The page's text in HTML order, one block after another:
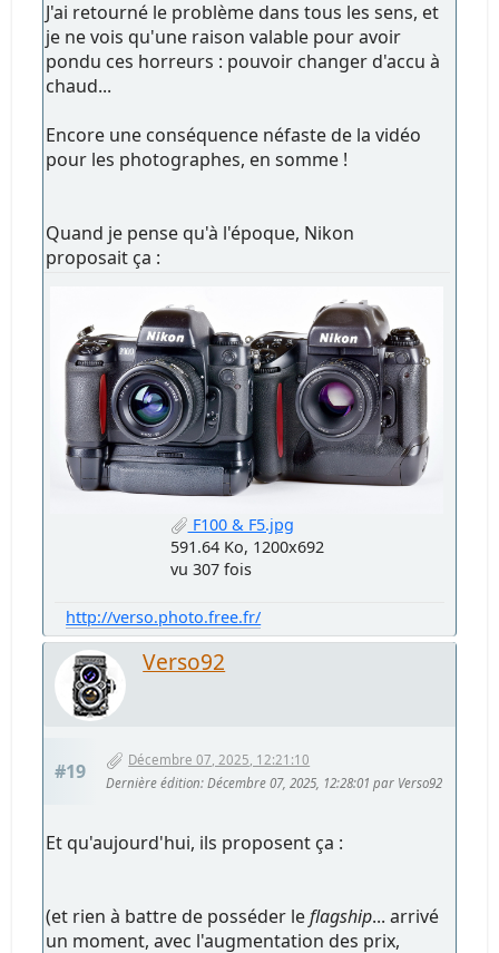
J'ai retourné le problème dans tous les sens, et
je ne vois qu'une raison valable pour avoir
pondu ces horreurs : pouvoir changer d'accu à
chaud...
Encore une conséquence néfaste de la vidéo
pour les photographes, en somme !
Quand je pense qu'à l'époque, Nikon
proposait ça :
F100 & F5.jpg
591.64 Ko, 1200x692
vu 307 fois
http://verso.photo.free.fr/
Verso92
#19
Décembre 07, 2025, 12:21:10
Dernière édition: Décembre 07, 2025, 12:28:01 par Verso92
Et qu'aujourd'hui, ils proposent ça :
(et rien à battre de posséder leflagship... arrivé
un moment, avec l'augmentation des prix,